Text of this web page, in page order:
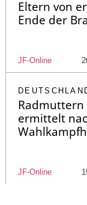
Eltern von
Ende der
JF-Online
Radmuttern
ermittelt
JF-Online